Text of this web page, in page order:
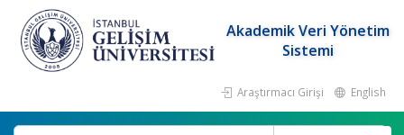
Akademik Veri Yönetim
Sistemi
Araştırmacı Girişi English